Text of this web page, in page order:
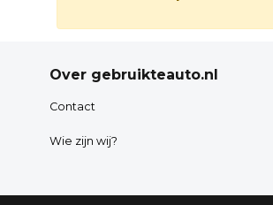
Over gebruikteauto.nl
Contact
Wie zijn wij?